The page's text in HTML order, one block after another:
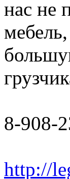
нас не
8-908-
http://